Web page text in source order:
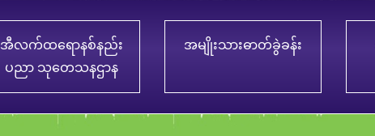
အီလက်ထရောနစ်နည်း
ပညာ သုတေသနဌာန
အမျိုးသားဓာတ်ခွဲခန်း